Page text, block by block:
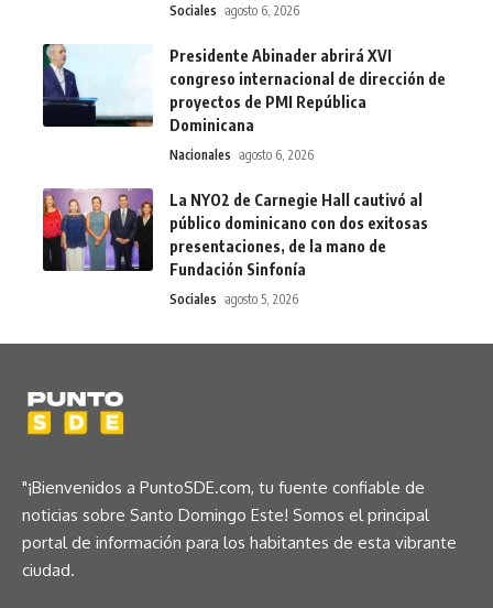
Sociales agosto 6, 2026
Presidente Abinader abrirá XVI
congreso internacional de dirección de
proyectos de PMI República
Dominicana
Nacionales agosto 6, 2026
La NYO2 de Carnegie Hall cautivó al
público dominicano con dos exitosas
presentaciones, de la mano de
Fundación Sinfonía
Sociales agosto 5, 2026
"¡Bienvenidos a PuntoSDE.com, tu fuente confiable de
noticias sobre Santo Domingo Este! Somos el principal
portal de información para los habitantes de esta vibrante
ciudad.